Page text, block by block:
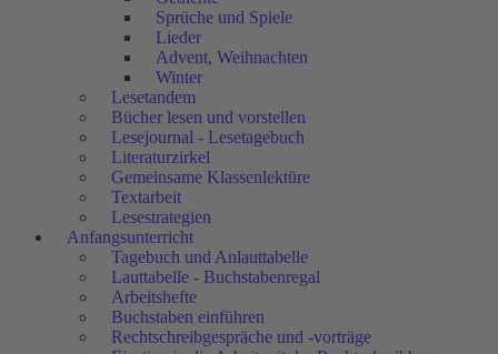
Sprüche und Spiele
Lieder
Advent, Weihnachten
Winter
Lesetandem
Bücher lesen und vorstellen
Lesejournal - Lesetagebuch
Literaturzirkel
Gemeinsame Klassenlektüre
Textarbeit
Lesestrategien
Anfangsunterricht
Tagebuch und Anlauttabelle
Lauttabelle - Buchstabenregal
Arbeitshefte
Buchstaben einführen
Rechtschreibgespräche und -vorträge